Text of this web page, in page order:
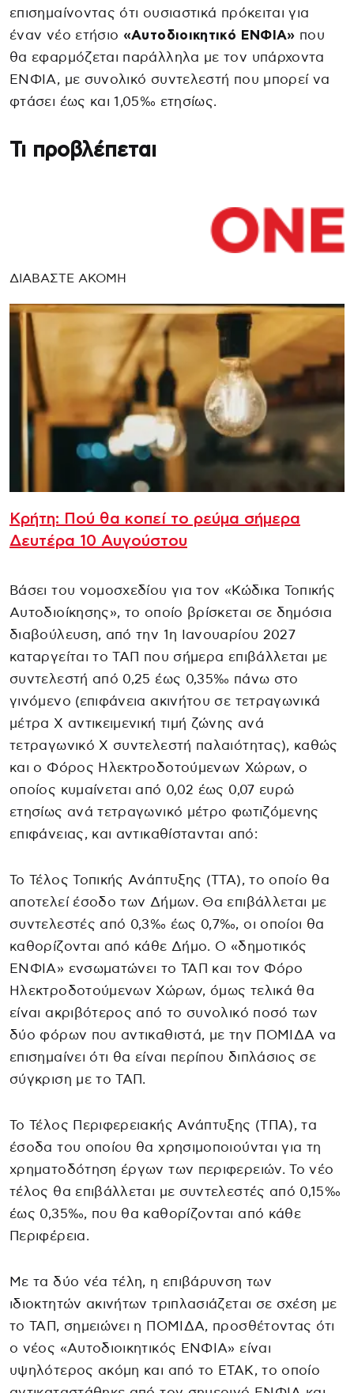
επισημαίνοντας ότι ουσιαστικά πρόκειται για
έναν νέο ετήσιο «Αυτοδιοικητικό ΕΝΦΙΑ» που
θα εφαρμόζεται παράλληλα με τον υπάρχοντα
ΕΝΦΙΑ, με συνολικό συντελεστή που μπορεί να
φτάσει έως και 1,05‰ ετησίως.
Τι προβλέπεται
ΔΙΑΒΑΣΤΕ ΑΚΟΜΗ
Κρήτη: Πού θα κοπεί το ρεύμα σήμερα
Δευτέρα 10 Αυγούστου
Βάσει του νομοσχεδίου για τον «Κώδικα Τοπικής
Αυτοδιοίκησης», το οποίο βρίσκεται σε δημόσια
διαβούλευση, από την 1η Ιανουαρίου 2027
καταργείται το ΤΑΠ που σήμερα επιβάλλεται με
συντελεστή από 0,25 έως 0,35‰ πάνω στο
γινόμενο (επιφάνεια ακινήτου σε τετραγωνικά
μέτρα Χ αντικειμενική τιμή ζώνης ανά
τετραγωνικό Χ συντελεστή παλαιότητας), καθώς
και ο Φόρος Ηλεκτροδοτούμενων Χώρων, ο
οποίος κυμαίνεται από 0,02 έως 0,07 ευρώ
ετησίως ανά τετραγωνικό μέτρο φωτιζόμενης
επιφάνειας, και αντικαθίστανται από:
Το Τέλος Τοπικής Ανάπτυξης (ΤΤΑ), το οποίο θα
αποτελεί έσοδο των Δήμων. Θα επιβάλλεται με
συντελεστές από 0,3‰ έως 0,7‰, οι οποίοι θα
καθορίζονται από κάθε Δήμο. Ο «δημοτικός
ΕΝΦΙΑ» ενσωματώνει το ΤΑΠ και τον Φόρο
Ηλεκτροδοτούμενων Χώρων, όμως τελικά θα
είναι ακριβότερος από το συνολικό ποσό των
δύο φόρων που αντικαθιστά, με την ΠΟΜΙΔΑ να
επισημαίνει ότι θα είναι περίπου διπλάσιος σε
σύγκριση με το ΤΑΠ.
Το Τέλος Περιφερειακής Ανάπτυξης (ΤΠΑ), τα
έσοδα του οποίου θα χρησιμοποιούνται για τη
χρηματοδότηση έργων των περιφερειών. Το νέο
τέλος θα επιβάλλεται με συντελεστές από 0,15‰
έως 0,35‰, που θα καθορίζονται από κάθε
Περιφέρεια.
Με τα δύο νέα τέλη, η επιβάρυνση των
ιδιοκτητών ακινήτων τριπλασιάζεται σε σχέση με
το ΤΑΠ, σημειώνει η ΠΟΜΙΔΑ, προσθέτοντας ότι
ο νέος «Αυτοδιοικητικός ΕΝΦΙΑ» είναι
υψηλότερος ακόμη και από το ΕΤΑΚ, το οποίο